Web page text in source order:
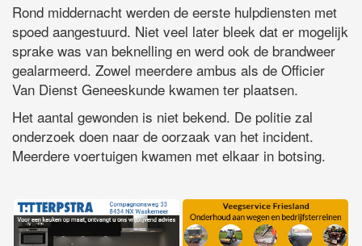
Rond middernacht werden de eerste hulpdiensten met
spoed aangestuurd. Niet veel later bleek dat er mogelijk
sprake was van beknelling en werd ook de brandweer
gealarmeerd. Zowel meerdere ambus als de Officier
Van Dienst Geneeskunde kwamen ter plaatsen.
Het aantal gewonden is niet bekend. De politie zal
onderzoek doen naar de oorzaak van het incident.
Meerdere voertuigen kwamen met elkaar in botsing.